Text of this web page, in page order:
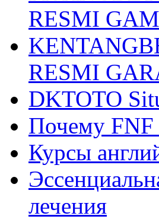
RESMI
RESMI
DKTOTO
Почему FNF
Курсы
лечения